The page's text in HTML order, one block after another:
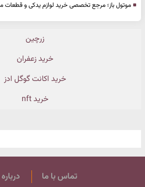
موتول باز؛ مرجع تخصصی خرید لوازم یدکی و قطعات
زرچین
خرید زعفران
خرید اکانت گوگل ادز
خرید nft
تماس با ما